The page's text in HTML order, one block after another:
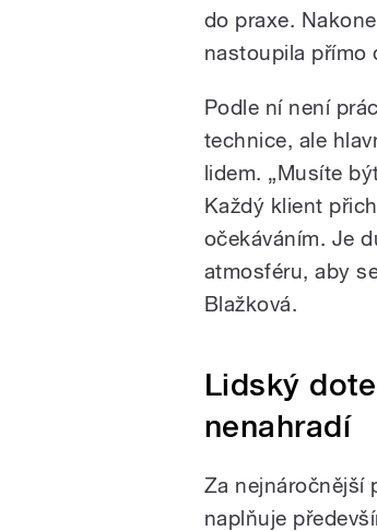
do praxe.
nastoupila přímo
Podle ní není
technice, ale
lidem. „Musíte
Každý klient
očekáváním. Je
atmosféru, aby
Blažková.
Lidský
nenahradí
Za nejnáročnější
naplňuje